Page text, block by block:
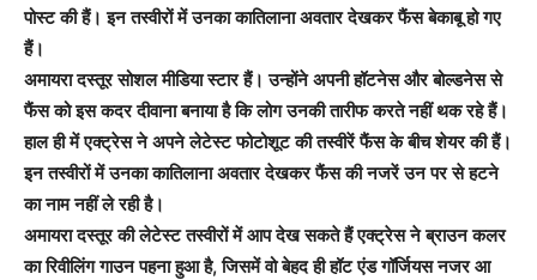
पोस्ट की हैं। इन तस्वीरों में उनका कातिलाना अवतार देखकर फैंस बेकाबू हो गए
हैं।
अमायरा दस्तूर सोशल मीडिया स्टार हैं। उन्होंने अपनी हॉटनेस और बोल्डनेस से
फैंस को इस कदर दीवाना बनाया है कि लोग उनकी तारीफ करते नहीं थक रहे हैं।
हाल ही में एक्ट्रेस ने अपने लेटेस्ट फोटोशूट की तस्वीरें फैंस के बीच शेयर की हैं।
इन तस्वीरों में उनका कातिलाना अवतार देखकर फैंस की नजरें उन पर से हटने
का नाम नहीं ले रही है।
अमायरा दस्तूर की लेटेस्ट तस्वीरों में आप देख सकते हैं एक्ट्रेस ने ब्राउन कलर
का रिवीलिंग गाउन पहना हुआ है, जिसमें वो बेहद ही हॉट एंड गॉर्जियस नजर आ